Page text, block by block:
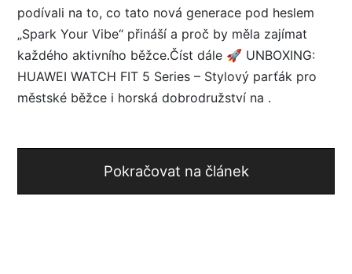
podívali na to, co tato nová generace pod heslem
„Spark Your Vibe“ přináší a proč by měla zajímat
každého aktivního běžce.Číst dále 🚀 UNBOXING:
HUAWEI WATCH FIT 5 Series – Stylový parťák pro
městské běžce i horská dobrodružství na .
Pokračovat na článek